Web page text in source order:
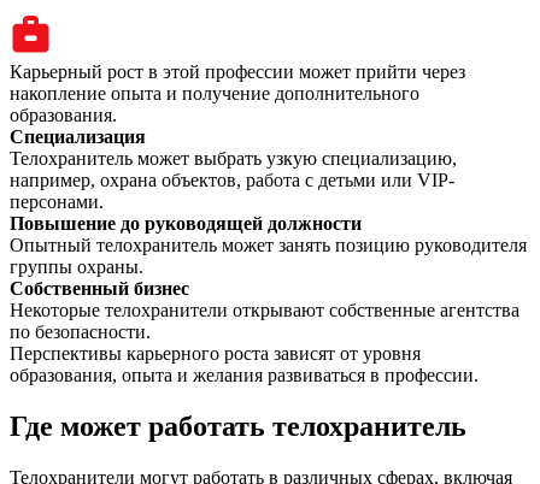
Карьерный рост в этой профессии может прийти через
накопление опыта и получение дополнительного
образования.
Специализация
Телохранитель может выбрать узкую специализацию,
например, охрана объектов, работа с детьми или VIP-
персонами.
Повышение до руководящей должности
Опытный телохранитель может занять позицию руководителя
группы охраны.
Собственный бизнес
Некоторые телохранители открывают собственные агентства
по безопасности.
Перспективы карьерного роста зависят от уровня
образования, опыта и желания развиваться в профессии.
Где может работать телохранитель
Телохранители могут работать в различных сферах, включая